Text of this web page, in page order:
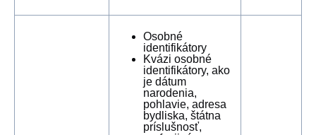
Osobné
identifikátory
Kvázi osobné
identifikátory, ako
je dátum
narodenia,
pohlavie, adresa
bydliska, štátna
príslušnosť,